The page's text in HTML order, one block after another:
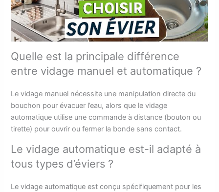
Quelle est la principale différence
entre vidage manuel et automatique ?
Le vidage manuel nécessite une manipulation directe du
bouchon pour évacuer l’eau, alors que le vidage
automatique utilise une commande à distance (bouton ou
tirette) pour ouvrir ou fermer la bonde sans contact.
Le vidage automatique est-il adapté à
tous types d’éviers ?
Le vidage automatique est conçu spécifiquement pour les